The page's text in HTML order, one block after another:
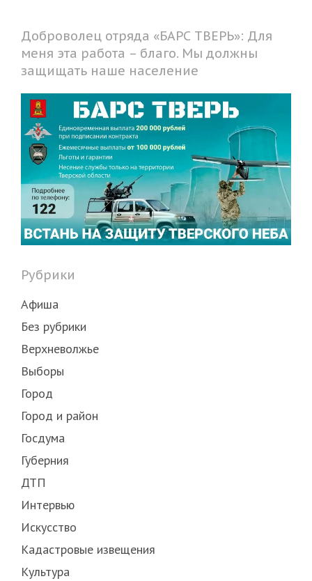
Доброволец отряда «БАРС ТВЕРЬ»: Для
меня эта работа – благо. Мы должны
защищать наше население
Рубрики
Афиша
Без рубрики
Верхневолжье
Выборы
Город
Город и район
Госдума
Губерния
ДТП
Интервью
Искусство
Кадастровые извещения
Культура